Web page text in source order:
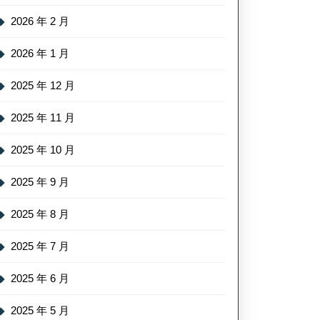
2026 年 2 月
2026 年 1 月
2025 年 12 月
2025 年 11 月
2025 年 10 月
2025 年 9 月
2025 年 8 月
2025 年 7 月
2025 年 6 月
2025 年 5 月